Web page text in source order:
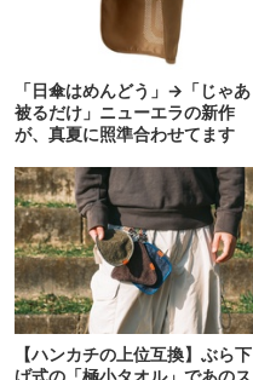
「日傘はめんどう」→「じゃあ
被るだけ」ニューエラの新作
が、真夏に照準合わせてます
【ハンカチの上位互換】ぶら下